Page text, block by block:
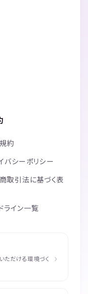
約
バシーポリシー
取引法に基づく表
ライン一覧
ただける環境づく
›